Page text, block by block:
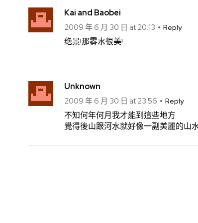
Kai and Baobei
2009 年 6 月 30 日 at 20:13 Reply
绝景!那雾水很美!
Unknown
2009 年 6 月 30 日 at 23:56 Reply
不知何年何月我才能到這些地方
覺得後山跟河水就好像一副美麗的山